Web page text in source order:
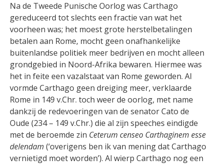
Na de Tweede Punische Oorlog was Carthago
gereduceerd tot slechts een fractie van wat het
voorheen was; het moest grote herstelbetalingen
betalen aan Rome, mocht geen onafhankelijke
buitenlandse politiek meer bedrijven en mocht alleen
grondgebied in Noord-Afrika bewaren. Hiermee was
het in feite een vazalstaat van Rome geworden. Al
vormde Carthago geen dreiging meer, verklaarde
Rome in 149 v.Chr. toch weer de oorlog, met name
dankzij de redevoeringen van de senator Cato de
Oude (234 – 149 v.Chr.) die al zijn speeches eindigde
met de beroemde zin Ceterum censeo Carthaginem esse
delendam (‘overigens ben ik van mening dat Carthago
vernietigd moet worden’). Al wierp Carthago nog een